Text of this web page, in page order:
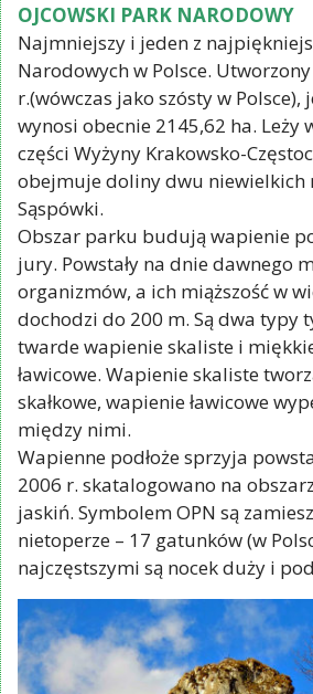
OJCOWSKI PARK NARODOWY
Najmniejszy i jeden z
Narodowych w Polsce.
r.(wówczas jako szósty w
wynosi obecnie 2145,62 ha. Leży
części Wyżyny Krakowsko-
obejmuje doliny dwu niewielkich
Sąspówki.
Obszar parku budują wapienie
jury. Powstały na dnie dawnego
organizmów, a ich miąższość w
dochodzi do 200 m. Są dwa typy
twarde wapienie skaliste i
ławicowe. Wapienie skaliste
skałkowe, wapienie ławicowe
między nimi.
Wapienne podłoże sprzyja
2006 r. skatalogowano na
jaskiń. Symbolem OPN są
nietoperze – 17 gatunków (w
najczęstszymi są nocek duży i